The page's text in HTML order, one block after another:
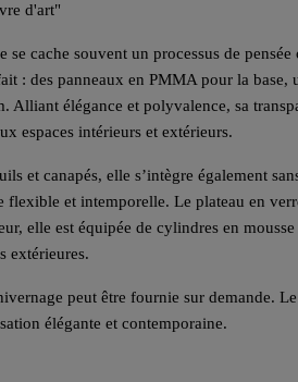
d'art"
cache souvent un processus de
: des panneaux en PMMA pour la base,
Alliant élégance et polyvalence, sa
espaces intérieurs et extérieurs.
et canapés, elle s’intègre également
flexible et intemporelle. Le plateau en
elle est équipée de cylindres en
extérieures.
peut être fournie sur demande.
élégante et contemporaine.